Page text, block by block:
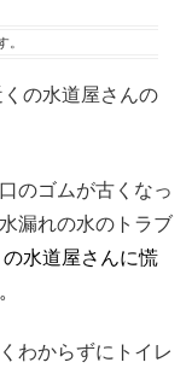
。
の水道屋さんの
のゴムが古くなっ
漏れの水のトラブ
水道屋さんに慌
わからずにトイレ